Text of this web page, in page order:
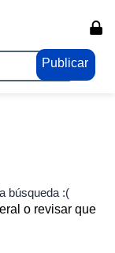
Publicar
búsqueda :(
o revisar que